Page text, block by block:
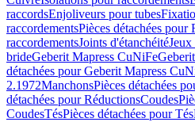
raccordsEnjoliveurs pour tubes
raccordementsPièces détachées pour
raccordementsJoints d'étanchéitéJeux
brideGeberit Mapress CuNiFe
détachées pour Geberit Mapress
2.1972ManchonsPièces détachées
détachées pour RéductionsCoudes
CoudesTésPièces détachées pour Tés